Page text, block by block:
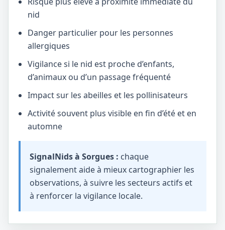
nid
Danger particulier pour les personnes
allergiques
Vigilance si le nid est proche d’enfants,
d’animaux ou d’un passage fréquenté
Impact sur les abeilles et les pollinisateurs
Activité souvent plus visible en fin d’été et en
automne
SignalNids à Sorgues : chaque
signalement aide à mieux cartographier les
observations, à suivre les secteurs actifs et
à renforcer la vigilance locale.